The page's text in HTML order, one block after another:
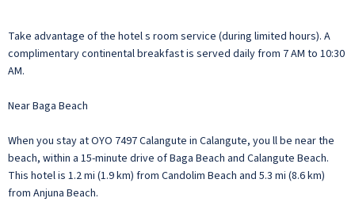
Take advantage of the hotel s room service (during limited hours). A
complimentary continental breakfast is served daily from 7 AM to 10:30
AM.
Near Baga Beach
When you stay at OYO 7497 Calangute in Calangute, you ll be near the
beach, within a 15-minute drive of Baga Beach and Calangute Beach.
This hotel is 1.2 mi (1.9 km) from Candolim Beach and 5.3 mi (8.6 km)
from Anjuna Beach.